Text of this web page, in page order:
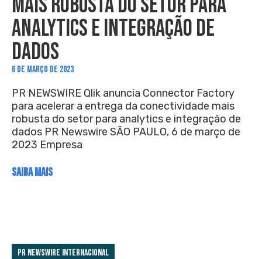
ANALYTICS E INTEGRAÇÃO DE
DADOS
6 DE MARÇO DE 2023
PR NEWSWIRE Qlik anuncia Connector Factory
para acelerar a entrega da conectividade mais
robusta do setor para analytics e integração de
dados PR Newswire SÃO PAULO, 6 de março de
2023 Empresa
SAIBA MAIS
PR Newswire Internacional